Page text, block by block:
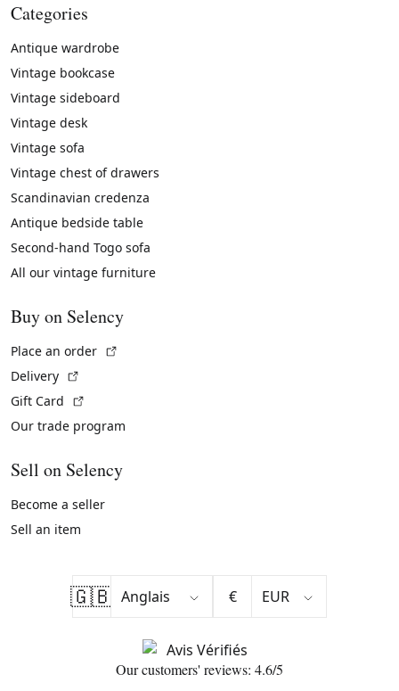
Categories
Antique wardrobe
Vintage bookcase
Vintage sideboard
Vintage desk
Vintage sofa
Vintage chest of drawers
Scandinavian credenza
Antique bedside table
Second-hand Togo sofa
All our vintage furniture
Buy on Selency
Place an order
Delivery
Gift Card
Our trade program
Sell on Selency
Become a seller
Sell an item
🇬🇧 €
Our customers' reviews: 4.6/5